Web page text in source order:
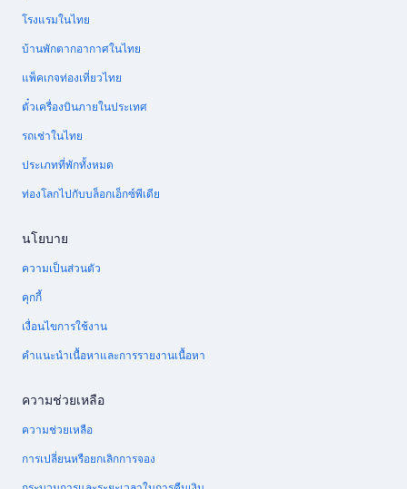
โรงแรมในไทย
บ้านพักตากอากาศในไทย
แพ็คเกจท่องเที่ยวไทย
ตั๋วเครื่องบินภายในประเทศ
รถเช่าในไทย
ประเภทที่พักทั้งหมด
ท่องโลกไปกับบล็อกเอ็กซ์พีเดีย
นโยบาย
ความเป็นส่วนตัว
คุกกี้
เงื่อนไขการใช้งาน
คำแนะนำเนื้อหาและการรายงานเนื้อหา
ความช่วยเหลือ
ความช่วยเหลือ
การเปลี่ยนหรือยกเลิกการจอง